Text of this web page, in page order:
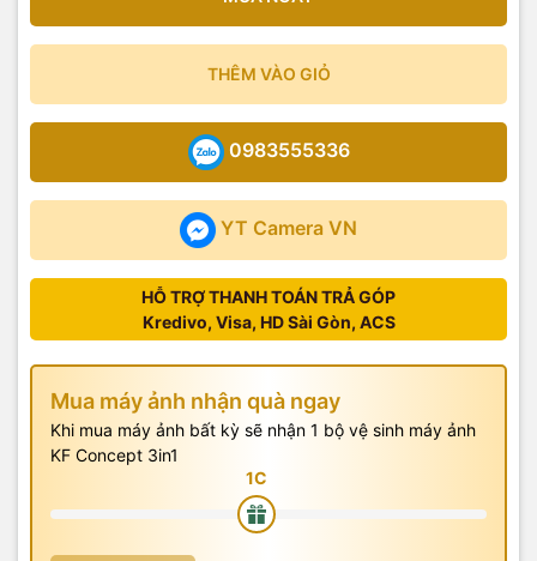
THÊM VÀO GIỎ
YT Camera VN
0983555336
HỖ TRỢ THANH TOÁN TRẢ GÓP
Kredivo, Visa, HD Sài Gòn, ACS
Mua máy ảnh nhận quà ngay
Khi mua máy ảnh bất kỳ sẽ nhận 1 bộ vệ sinh máy ảnh
KF Concept 3in1